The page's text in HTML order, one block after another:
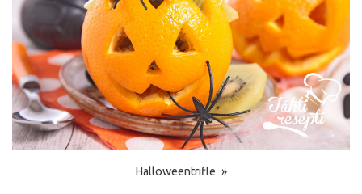
Halloweentrifle